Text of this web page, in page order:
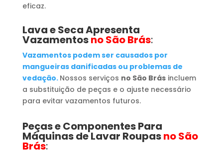
eficaz.
Lava e Seca Apresenta
Vazamentosno São Brás:
Vazamentos podem ser causados por
mangueiras danificadas ou problemas de
vedação. Nossos serviços no São Brásincluem
a substituição de peças e o ajuste necessário
para evitar vazamentos futuros.
Peças e Componentes Para
Máquinas de Lavar Roupasno São
Brás: